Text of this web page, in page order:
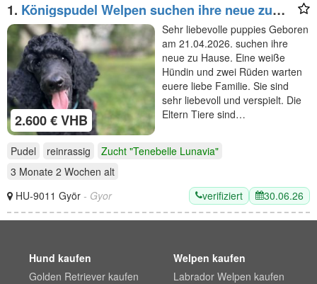
1. Königspudel Welpen suchen ihre neue zu
Hause
2.600 € VHB
Sehr liebevolle puppies Geboren
am 21.04.2026. suchen ihre
neue zu Hause. Eine weiße
Hündin und zwei Rüden warten
euere liebe Familie. Sie sind
sehr liebevoll und verspielt. Die
Eltern Tiere sind…
Pudel reinrassig
Zucht "Tenebelle Lunavia"
3 Monate 2 Wochen alt
HU-9011 Györ - Gyor verifiziert 30.06.26
Hund kaufen
Golden Retriever kaufen
Welpen kaufen
Labrador Welpen kaufen